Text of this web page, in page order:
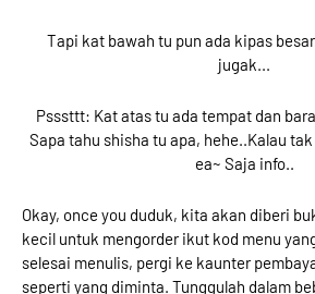
Tapi kat bawah tu pun ada kipas
jugak...
Psssttt: Kat atas tu ada tempat dan
Sapa tahu shisha tu apa, hehe..Kalau
ea~ Saja info..
Okay, once you duduk, kita akan diberi
kecil untuk mengorder ikut kod menu
selesai menulis, pergi ke kaunter
seperti yang diminta. Tunggulah dalam